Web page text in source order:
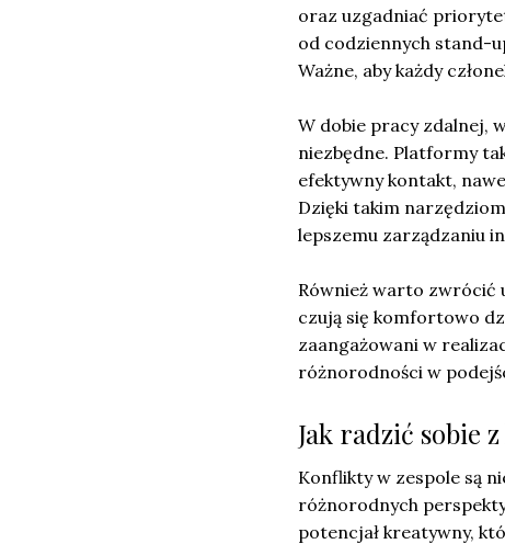
oraz uzgadniać
od codziennych stand-
Ważne, aby każdy
W dobie pracy zdalnej,
niezbędne. Platformy
efektywny kontakt,
Dzięki takim
lepszemu zarządzaniu
Również warto zwrócić
czują się komfortowo
zaangażowani w
różnorodności w
Jak radzić sobie
Konflikty w zespole są
różnorodnych
potencjał kreatywny,